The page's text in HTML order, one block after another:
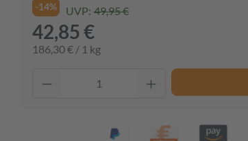
-14% UVP: 49,95 €
42,85 €
186,30 € / 1 kg